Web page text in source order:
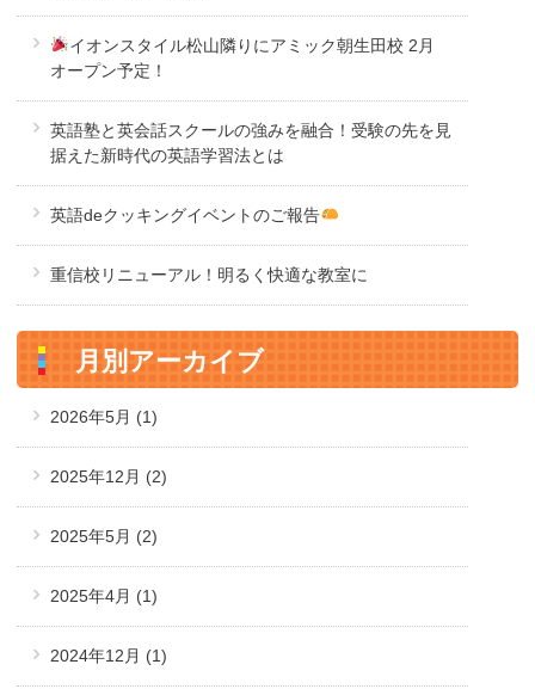
イオンスタイル松山隣りにアミック朝生田校 2月
オープン予定！
英語塾と英会話スクールの強みを融合！受験の先を見
据えた新時代の英語学習法とは
英語deクッキングイベントのご報告
重信校リニューアル！明るく快適な教室に
月別アーカイブ
2026年5月 (1)
2025年12月 (2)
2025年5月 (2)
2025年4月 (1)
2024年12月 (1)